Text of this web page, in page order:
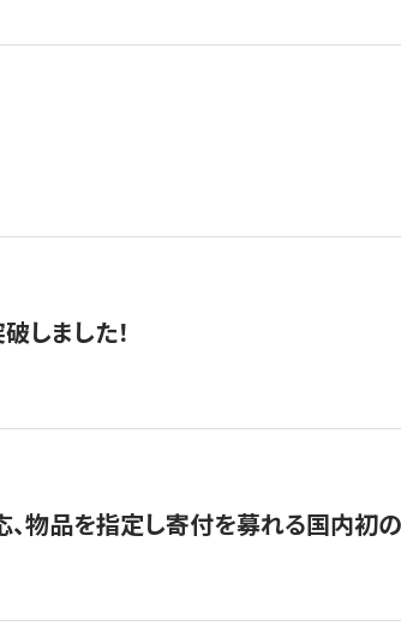
しました！
物品を指定し寄付を募れる国内初の